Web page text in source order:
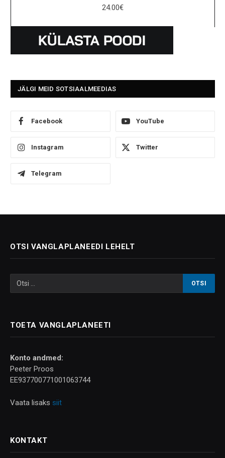
24.00€
JÄLGI MEID SOTSIAALMEEDIAS
Facebook YouTube
Instagram Twitter
Telegram
OTSI VANGLAPLANEEDI LEHELT
TOETA VANGLAPLANEETI
Konto andmed:
Peeter Proos
EE937700771001063744
Vaata lisaks siit
KONTAKT